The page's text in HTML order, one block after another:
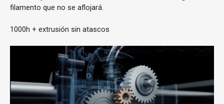
filamento que no se aflojará.
1000h + extrusión sin atascos